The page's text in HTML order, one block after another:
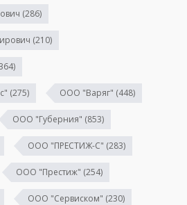
(286)
(210)
(275) ООО "Варяг" (448)
ООО "Губерния" (853)
ООО "ПРЕСТИЖ-С" (283)
ООО "Престиж" (254)
ООО "Сервиском" (230)